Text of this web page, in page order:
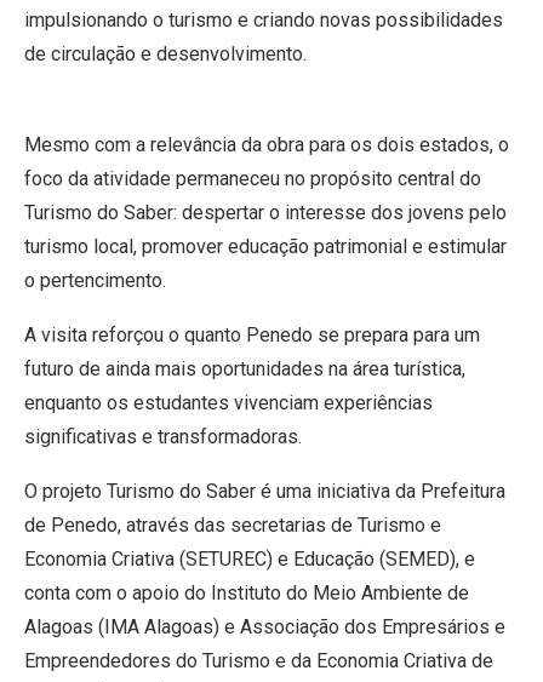
impulsionando o turismo e criando novas possibilidades
de circulação e desenvolvimento.
Mesmo com a relevância da obra para os dois estados, o
foco da atividade permaneceu no propósito central do
Turismo do Saber: despertar o interesse dos jovens pelo
turismo local, promover educação patrimonial e estimular
o pertencimento.
A visita reforçou o quanto Penedo se prepara para um
futuro de ainda mais oportunidades na área turística,
enquanto os estudantes vivenciam experiências
significativas e transformadoras.
O projeto Turismo do Saber é uma iniciativa da Prefeitura
de Penedo, através das secretarias de Turismo e
Economia Criativa (SETUREC) e Educação (SEMED), e
conta com o apoio do Instituto do Meio Ambiente de
Alagoas (IMA Alagoas) e Associação dos Empresários e
Empreendedores do Turismo e da Economia Criativa de